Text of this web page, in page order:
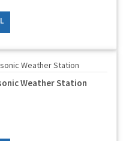
Weather Station